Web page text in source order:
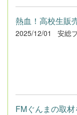
熱血！高校生販
2025/12/01 安総
FMぐんまの取